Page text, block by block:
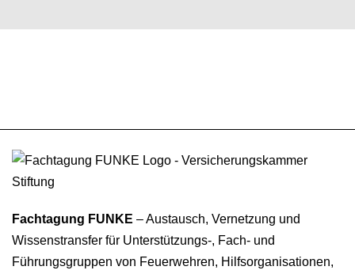
Fachtagung FUNKE – Austausch, Vernetzung und
Wissenstransfer für Unterstützungs-, Fach- und
Führungsgruppen von Feuerwehren, Hilfsorganisationen,